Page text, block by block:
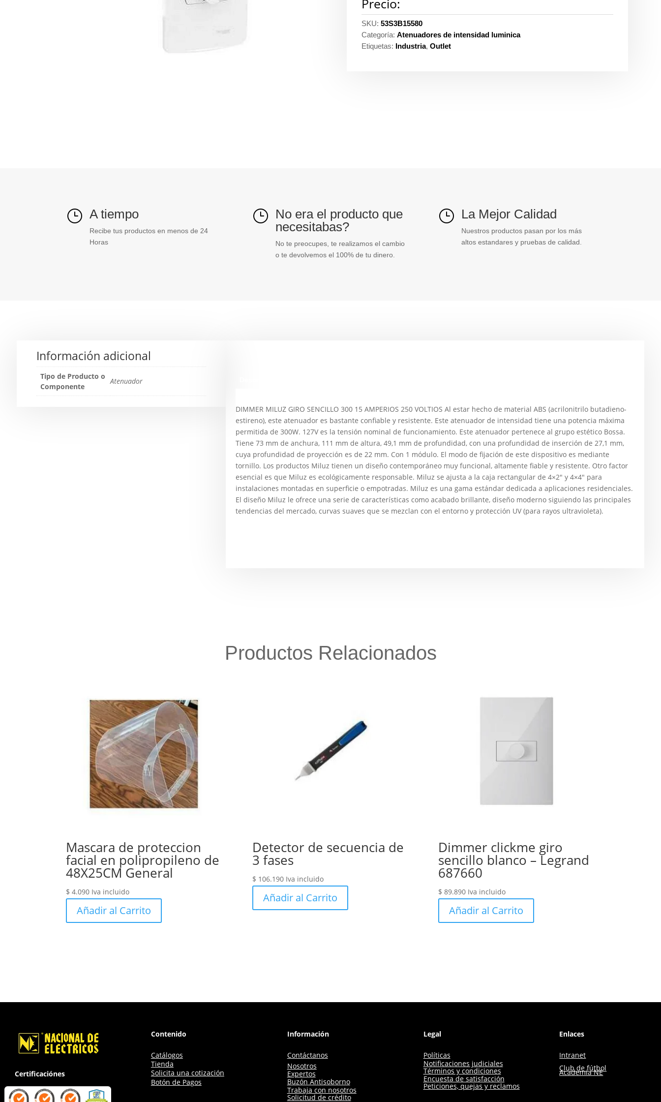
Precio:
SKU:53S3B15580
Categoría:Atenuadores de intensidad luminica
Etiquetas: Industria,Outlet
} A tiempo
Recibe tus productos en menos de 24
Horas
} No era el producto que
necesitabas?
No te preocupes, te realizamos el cambio
o te devolvemos el 100% de tu dinero.
} La Mejor Calidad
Nuestros productos pasan por los más
altos estandares y pruebas de calidad.
Información adicional
Tipo de Producto o
Componente
Atenuador
DIMMER MILUZ GIRO SENCILLO 300 15 AMPERIOS 250 VOLTIOS Al estar hecho de material ABS (acrilonitrilo butadieno-
estireno), este atenuador es bastante confiable y resistente. Este atenuador de intensidad tiene una potencia máxima
permitida de 300W. 127V es la tensión nominal de funcionamiento. Este atenuador pertenece al grupo estético Bossa.
Tiene 73 mm de anchura, 111 mm de altura, 49,1 mm de profundidad, con una profundidad de inserción de 27,1 mm,
cuya profundidad de proyección es de 22 mm. Con 1 módulo. El modo de fijación de este dispositivo es mediante
tornillo. Los productos Miluz tienen un diseño contemporáneo muy funcional, altamente fiable y resistente. Otro factor
esencial es que Miluz es ecológicamente responsable. Miluz se ajusta a la caja rectangular de 4×2″ y 4×4″ para
instalaciones montadas en superficie o empotradas. Miluz es una gama estándar dedicada a aplicaciones residenciales.
El diseño Miluz le ofrece una serie de características como acabado brillante, diseño moderno siguiendo las principales
tendencias del mercado, curvas suaves que se mezclan con el entorno y protección UV (para rayos ultravioleta).
Productos Relacionados
Mascara de proteccion
facial en polipropileno de
48X25CM General
$ 4.090 Iva incluido
Añadir al Carrito
Detector de secuencia de
3 fases
$ 106.190 Iva incluido
Añadir al Carrito
Dimmer clickme giro
sencillo blanco – Legrand
687660
$ 89.890 Iva incluido
Añadir al Carrito
Certificaciónes
Contenido
Catálogos
Tienda
Solicita una cotización
Botón de Pagos
Información
Contáctanos
Nosotros
Expertos
Buzón Antisoborno
Trabaja con nosotros
Solicitud de crédito
Legal
Políticas
Notificaciones judiciales
Términos y condiciones
Encuesta de satisfacción
Peticiones, quejas y reclamos
Enlaces
Intranet
Club de fútbol
Academia NE